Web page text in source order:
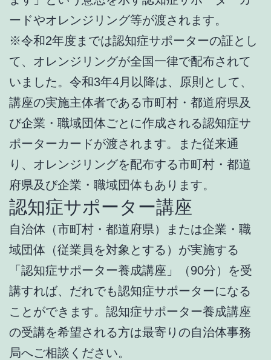
ードやオレンジリング等が渡されます。
※令和2年度までは認知症サポーターの証とし
て、オレンジリングが全国一律で配布されて
いました。令和3年4月以降は、原則として、
講座の実施主体者である市町村・都道府県及
び企業・職域団体ごとに作成される認知症サ
ポーターカードが渡されます。また従来通
り、オレンジリングを配布する市町村・都道
府県及び企業・職域団体もあります。
認知症サポーター講座
自治体（市町村・都道府県）または企業・職
域団体（従業員を対象とする）が実施する
「認知症サポーター養成講座」（90分）を受
講すれば、だれでも認知症サポーターになる
ことができます。認知症サポーター養成講座
の受講を希望される方は最寄りの自治体事務
局へご相談ください。